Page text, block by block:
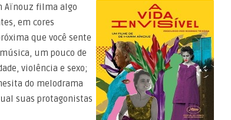
Aïnouz filma algo
em cores
que você sente
um pouco de
violência e sexo;
do melodrama
suas protagonistas